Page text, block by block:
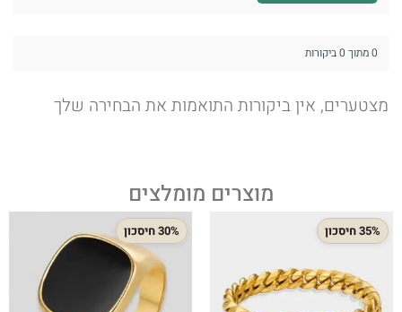
0 מתוך 0 ביקורות
מצטערים, אין ביקורות התואמות את הבחירה שלך
מוצרים מומלצים
35% חיסכון 30% חיסכון